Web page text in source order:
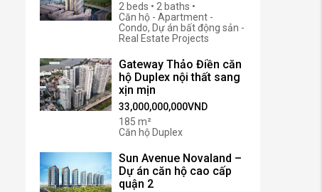
2 beds • 2 baths •
Căn hộ - Apartment -
Condo, Dự án bất động sản -
Real Estate Projects
Gateway Thảo Điền căn
hộ Duplex nội thất sang
xịn mịn
33,000,000,000VND
185 m²
Căn hộ Duplex
Sun Avenue Novaland –
Dự án căn hộ cao cấp
quận 2